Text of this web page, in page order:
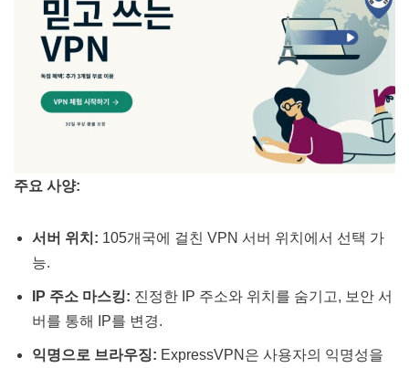
주요 사양:
서버 위치: 105개국에 걸친 VPN 서버 위치에서 선택 가
능​​.
IP 주소 마스킹: 진정한 IP 주소와 위치를 숨기고, 보안 서
버를 통해 IP를 변경​​.
익명으로 브라우징: ExpressVPN은 사용자의 익명성을